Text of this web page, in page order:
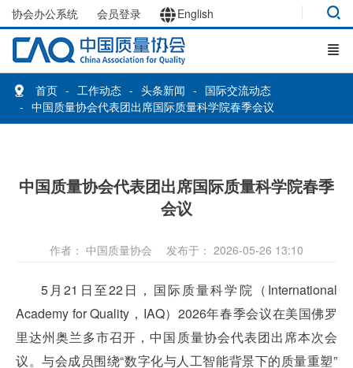
协会办公系统 会员登录 English
首页 工作动态 头条新闻
国际交流动态
中国质量协会代表团出席国际质量科学院春季会议
中国质量协会代表团出席国际质量科学院春季
会议
作者： 中国质量协会 发布于： 2026-05-26 13:10
5月21日至22日，国际质量科学院（International
Academy for Quality，IAQ）2026年春季会议在美国佛罗
里达州奥兰多市召开，中国质量协会代表团出席本次会
议。与会成员围绕“数字化与人工智能背景下的质量重塑”